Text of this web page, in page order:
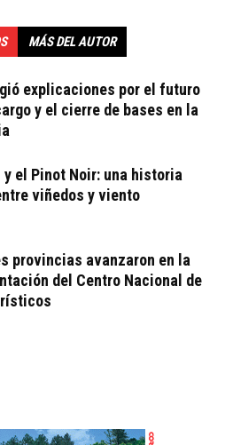
MÁS DEL AUTOR
explicaciones por el futuro
y el cierre de bases en la
y el Pinot Noir: una historia
viñedos y viento
provincias avanzaron en la
del Centro Nacional de